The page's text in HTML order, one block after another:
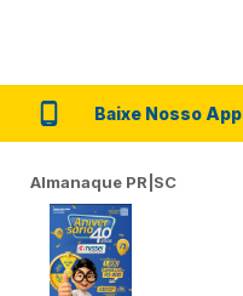
Baixe Nosso App
Almanaque PR|SC